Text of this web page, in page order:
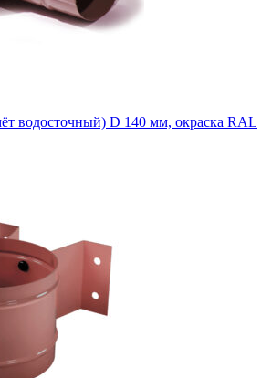
водосточный) D 140 мм, окраска RAL